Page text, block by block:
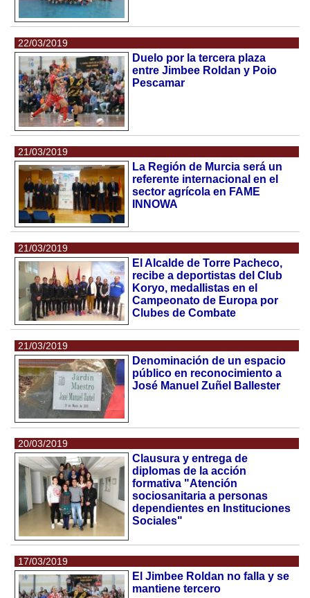
22/03/2019
Duelo por la tercera plaza
entre Jimbee Roldan y Poio
Pescamar
21/03/2019
La Región de Murcia será un
referente internacional en el
sector agrícola en FAME
INNOWA
21/03/2019
El Alcalde de Torre Pacheco,
recibe a deportistas del Club
Koryo, medallistas en el
Campeonato de Europa por
Clubes de Combate
21/03/2019
Denominación de un espacio
público en reconocimiento a
José Manuel Zuñel Ballester
20/03/2019
Clausura y entrega de
diplomas de la acción
formativa "Atención
sociosanitaria a personas
dependientes en Instituciones
Sociales"
17/03/2019
El Jimbee Roldan no falla y se
mantiene tercero